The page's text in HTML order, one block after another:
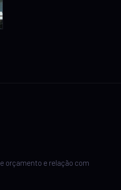
orçamento e relação com